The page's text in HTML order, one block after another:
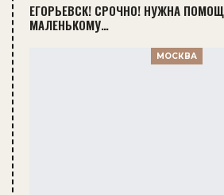
ЕГОРЬЕВСК! СРОЧНО! НУЖНА
МАЛЕНЬКОМУ…
МОСКВА